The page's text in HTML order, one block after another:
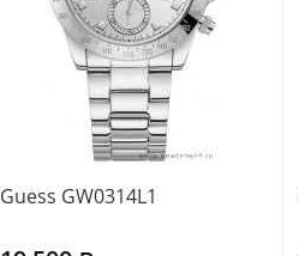
Guess GW0314L1